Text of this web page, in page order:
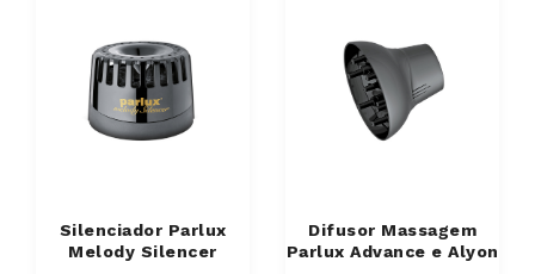
Silenciador Parlux
Melody Silencer
Difusor Massagem
Parlux Advance e Alyon